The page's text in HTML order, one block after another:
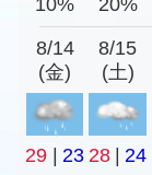
10%
20%
8/14
(金)
8/15
(土)
29 23 28 24